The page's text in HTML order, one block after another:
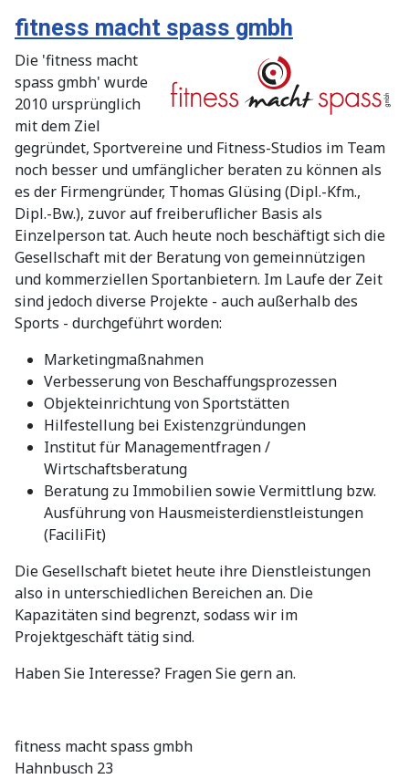
fitness macht spass gmbh
Die 'fitness macht
spass gmbh' wurde
2010 ursprünglich
mit dem Ziel
gegründet, Sportvereine und Fitness-Studios im Team
noch besser und umfänglicher beraten zu können als
es der Firmengründer, Thomas Glüsing (Dipl.-Kfm.,
Dipl.-Bw.), zuvor auf freiberuflicher Basis als
Einzelperson tat. Auch heute noch beschäftigt sich die
Gesellschaft mit der Beratung von gemeinnützigen
und kommerziellen Sportanbietern. Im Laufe der Zeit
sind jedoch diverse Projekte - auch außerhalb des
Sports - durchgeführt worden:
Marketingmaßnahmen
Verbesserung von Beschaffungsprozessen
Objekteinrichtung von Sportstätten
Hilfestellung bei Existenzgründungen
Institut für Managementfragen /
Wirtschaftsberatung
Beratung zu Immobilien sowie Vermittlung bzw.
Ausführung von Hausmeisterdienstleistungen
(FaciliFit)
Die Gesellschaft bietet heute ihre Dienstleistungen
also in unterschiedlichen Bereichen an. Die
Kapazitäten sind begrenzt, sodass wir im
Projektgeschäft tätig sind.
Haben Sie Interesse? Fragen Sie gern an.
fitness macht spass gmbh
Hahnbusch 23